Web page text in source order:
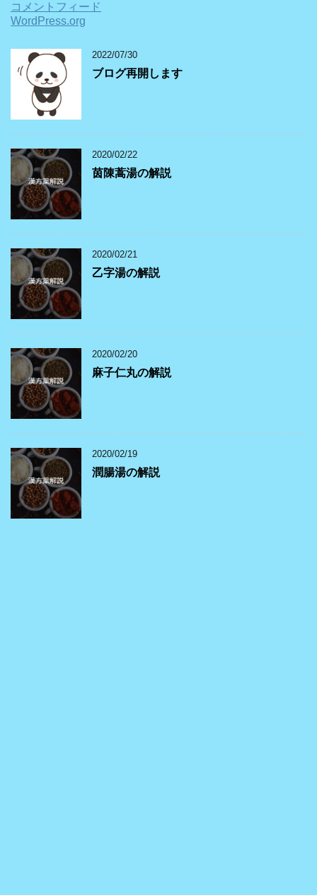
コメントフィード
WordPress.org
2022/07/30
ブログ再開します
2020/02/22
茵陳蒿湯の解説
2020/02/21
乙字湯の解説
2020/02/20
麻子仁丸の解説
2020/02/19
潤腸湯の解説